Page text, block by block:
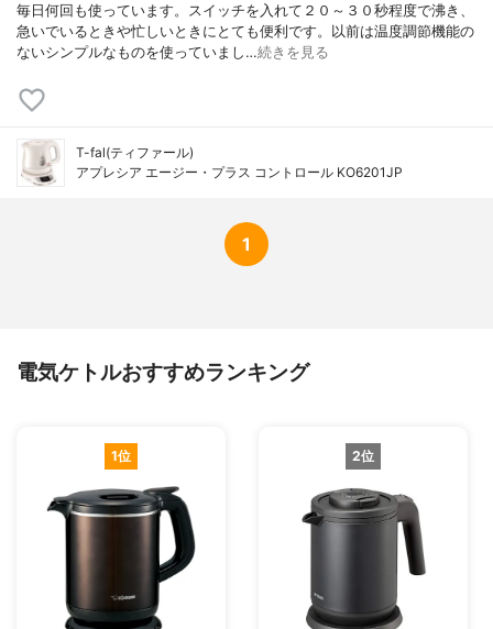
毎日何回も使っています。スイッチを入れて２０～３０秒程度で沸き、
急いでいるときや忙しいときにとても便利です。以前は温度調節機能の
ないシンプルなものを使っていまし…続きを見る
T-fal(ティファール)
アプレシア エージー・プラス コントロール KO6201JP
1
電気ケトルおすすめランキング
1位 2位